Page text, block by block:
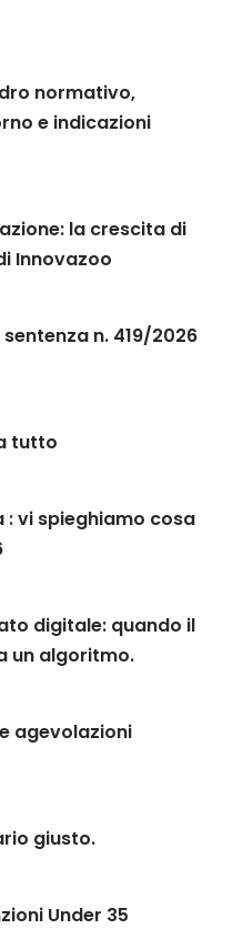
normativo,
e indicazioni
la crescita di
Innovazoo
n. 419/2026
tutto
vi spieghiamo cosa
digitale: quando il
un algoritmo.
agevolazioni
giusto.
Under 35